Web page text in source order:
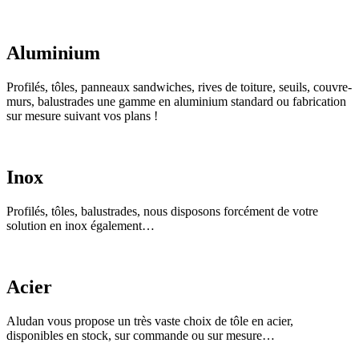
Aluminium
Profilés, tôles, panneaux sandwiches, rives de toiture, seuils, couvre-
murs, balustrades une gamme en aluminium standard ou fabrication
sur mesure suivant vos plans !
Inox
Profilés, tôles, balustrades, nous disposons forcément de votre
solution en inox également…
Acier
Aludan vous propose un très vaste choix de tôle en acier,
disponibles en stock, sur commande ou sur mesure…